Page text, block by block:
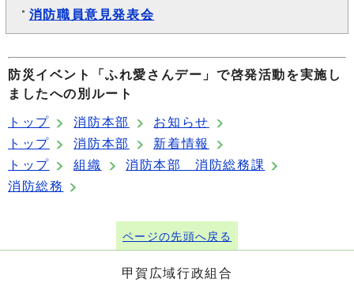
消防職員意見発表会
防災イベント「ふれ愛さんデー」で啓発活動を実施し
ましたへの別ルート
トップ
消防本部
お知らせ
トップ
消防本部
新着情報
トップ
組織
消防本部 消防総務課
消防総務
ページの先頭へ戻る
甲賀広域行政組合